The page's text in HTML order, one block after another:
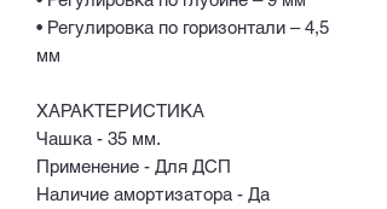
• Регулировка по горизонтали – 4,5
мм
ХАРАКТЕРИСТИКА
Чашка - 35 мм.
Применение - Для ДСП
Наличие амортизатора - Да